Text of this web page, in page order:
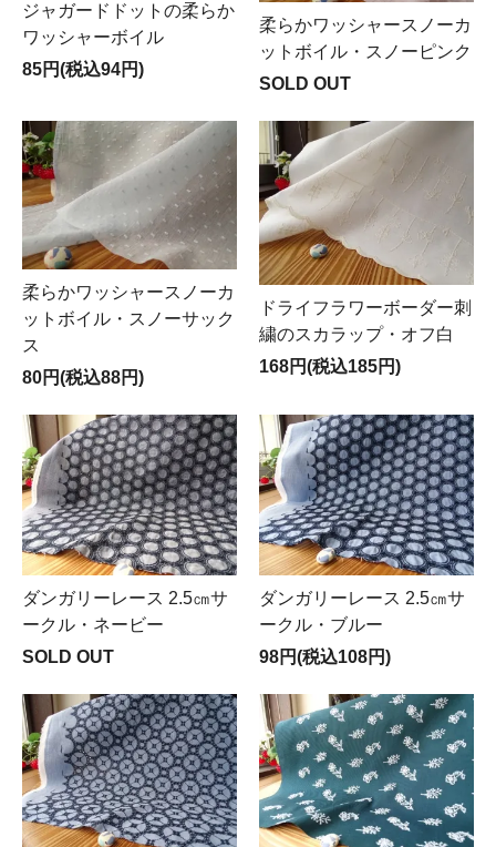
ジャガードドットの柔らか
ワッシャーボイル
85円(税込94円)
柔らかワッシャースノーカ
ットボイル・スノーピンク
SOLD OUT
柔らかワッシャースノーカ
ットボイル・スノーサック
ス
80円(税込88円)
ドライフラワーボーダー刺
繍のスカラップ・オフ白
168円(税込185円)
ダンガリーレース 2.5㎝サ
ークル・ネービー
SOLD OUT
ダンガリーレース 2.5㎝サ
ークル・ブルー
98円(税込108円)